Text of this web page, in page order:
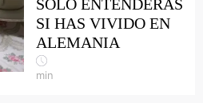
SOLO ENTENDERÁS
SI HAS VIVIDO EN
ALEMANIA
min